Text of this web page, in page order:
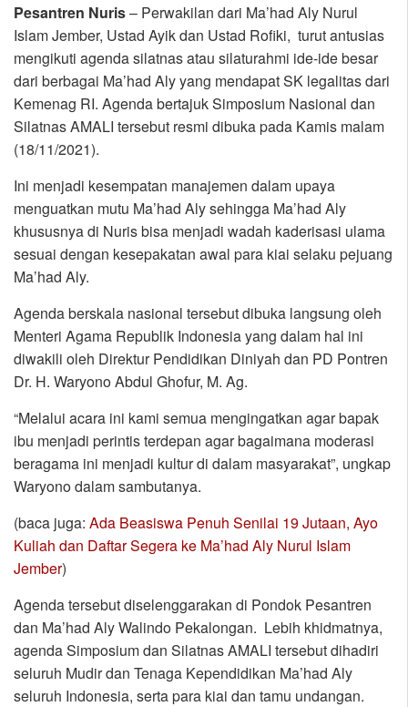
Pesantren Nuris– Perwakilan dari Ma’had Aly Nurul
Islam Jember, Ustad Ayik dan Ustad Rofiki, turut antusias
mengikuti agenda silatnas atau silaturahmi ide-ide besar
dari berbagai Ma’had Aly yang mendapat SK legalitas dari
Kemenag RI. Agenda bertajuk Simposium Nasional dan
Silatnas AMALI tersebut resmi dibuka pada Kamis malam
(18/11/2021).
Ini menjadi kesempatan manajemen dalam upaya
menguatkan mutu Ma’had Aly sehingga Ma’had Aly
khususnya di Nuris bisa menjadi wadah kaderisasi ulama
sesuai dengan kesepakatan awal para kiai selaku pejuang
Ma’had Aly.
Agenda berskala nasional tersebut dibuka langsung oleh
Menteri Agama Republik Indonesia yang dalam hal ini
diwakili oleh Direktur Pendidikan Diniyah dan PD Pontren
Dr. H. Waryono Abdul Ghofur, M. Ag.
“Melalui acara ini kami semua mengingatkan agar bapak
ibu menjadi perintis terdepan agar bagaimana moderasi
beragama ini menjadi kultur di dalam masyarakat”, ungkap
Waryono dalam sambutanya.
(baca juga: Ada Beasiswa Penuh Senilai 19 Jutaan, Ayo
Kuliah dan Daftar Segera ke Ma’had Aly Nurul Islam
Jember)
Agenda tersebut diselenggarakan di Pondok Pesantren
dan Ma’had Aly Walindo Pekalongan. Lebih khidmatnya,
agenda Simposium dan Silatnas AMALI tersebut dihadiri
seluruh Mudir dan Tenaga Kependidikan Ma’had Aly
seluruh Indonesia, serta para kiai dan tamu undangan.